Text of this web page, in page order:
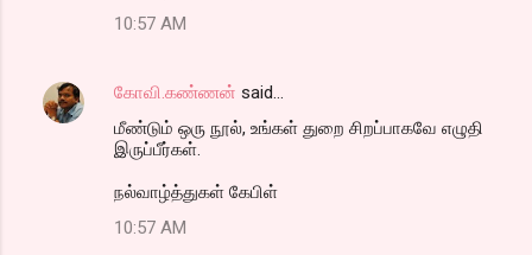
10:57 AM
கோவி.கண்ணன் said…
மீண்டும் ஒரு நூல், உங்கள் துறை சிறப்பாகவே எழுதி
இருப்பீர்கள்.
நல்வாழ்த்துகள் கேபிள்
10:57 AM